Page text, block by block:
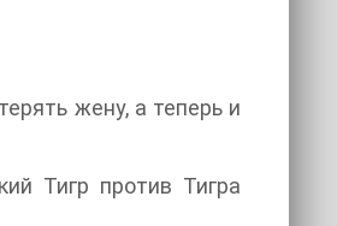
жену, а теперь и
Тигр против Тигра